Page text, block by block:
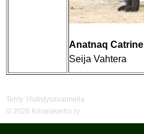
Anatnaq
Seija Vahtera
Tehty Yhdistysavaimella
© 2026 Kiharakerho ry